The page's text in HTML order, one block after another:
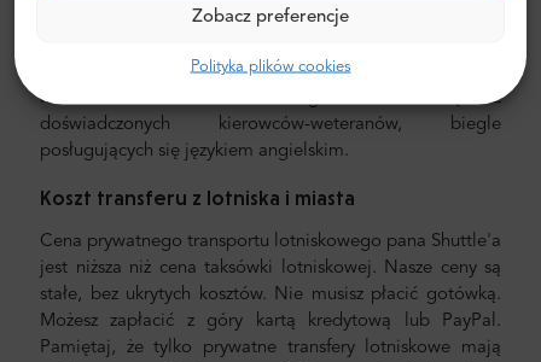
Zobacz preferencje
Polityka plików cookies
przez podróżnika użytkownikiem TripAdvisor. Oferujemy
komfortowych, klimatyzowanych minivanach i minibusach
Mercedes-Benz. Nasza załoga składa się z
doświadczonych kierowców-weteranów, biegle
posługujących się językiem angielskim.
Koszt transferu z lotniska i miasta
Cena prywatnego transportu lotniskowego pana Shuttle'a
jest niższa niż cena taksówki lotniskowej. Nasze ceny są
stałe, bez ukrytych kosztów. Nie musisz płacić gotówką.
Możesz zapłacić z góry kartą kredytową lub PayPal.
Pamiętaj, że tylko prywatne transfery lotniskowe mają